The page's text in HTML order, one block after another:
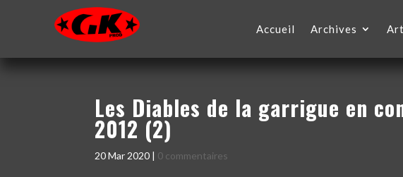
Accueil Archives
Les Diables de la garrigue en
2012 (2)
20 Mar 2020 | 0 commentaires